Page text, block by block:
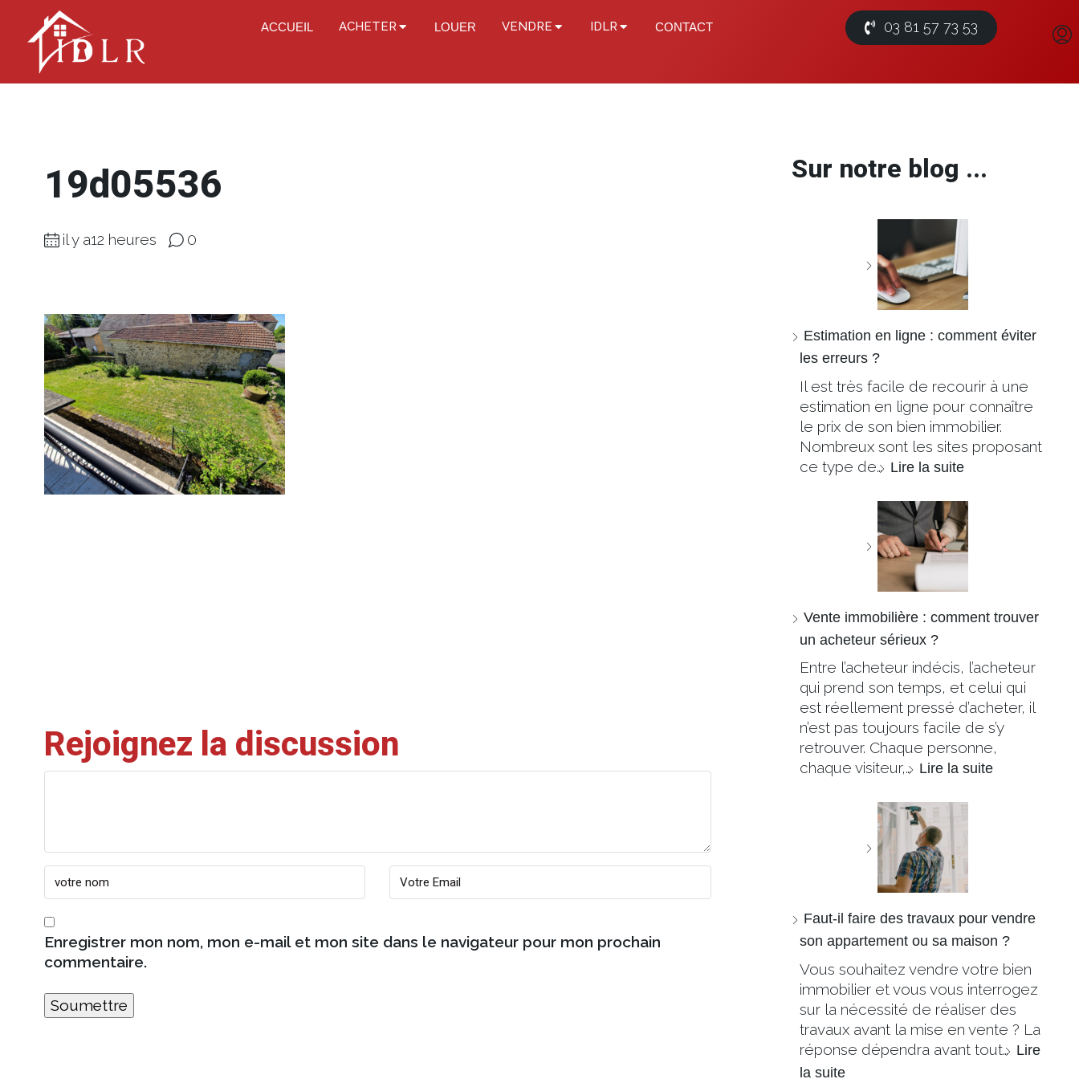
ACCUEIL ACHETER LOUER VENDRE IDLR CONTACT 03 81 57 73 53
19d05536
il y a12 heures 0
Rejoignez la discussion
Enregistrer mon nom, mon e-mail et mon site dans le navigateur pour mon prochain
commentaire.
Sur notre blog ...
Estimation en ligne : comment éviter
les erreurs ?
Il est très facile de recourir à une
estimation en ligne pour connaître
le prix de son bien immobilier.
Nombreux sont les sites proposant
ce type de… Lire la suite
Vente immobilière : comment trouver
un acheteur sérieux ?
Entre l’acheteur indécis, l’acheteur
qui prend son temps, et celui qui
est réellement pressé d’acheter, il
n’est pas toujours facile de s’y
retrouver. Chaque personne,
chaque visiteur,… Lire la suite
Faut-il faire des travaux pour vendre
son appartement ou sa maison ?
Vous souhaitez vendre votre bien
immobilier et vous vous interrogez
sur la nécessité de réaliser des
travaux avant la mise en vente ? La
réponse dépendra avant tout… Lire
la suite